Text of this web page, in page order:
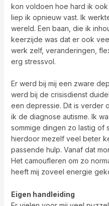
kon voldoen hoe hard ik ook
liep ik opnieuw vast. Ik
wereld. Een baan, die ik
keerzijde was dat er ook
werk zelf, veranderingen,
erg stressvol.
Er werd bij mij een zware
werd bij de crisisdienst
een depressie. Dit is verder
ik de diagnose autisme. Ik
sommige dingen zo lastig of
hierdoor mezelf veel beter
passende hulp. Vanaf dat
Het camoufleren om zo
heeft mij zoveel energie
Eigen handleiding